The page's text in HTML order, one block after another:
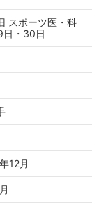
スポーツ医・科
・30日
12月